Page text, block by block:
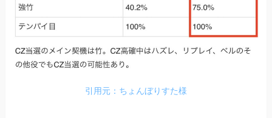
引用元：ちょんぼりすた様